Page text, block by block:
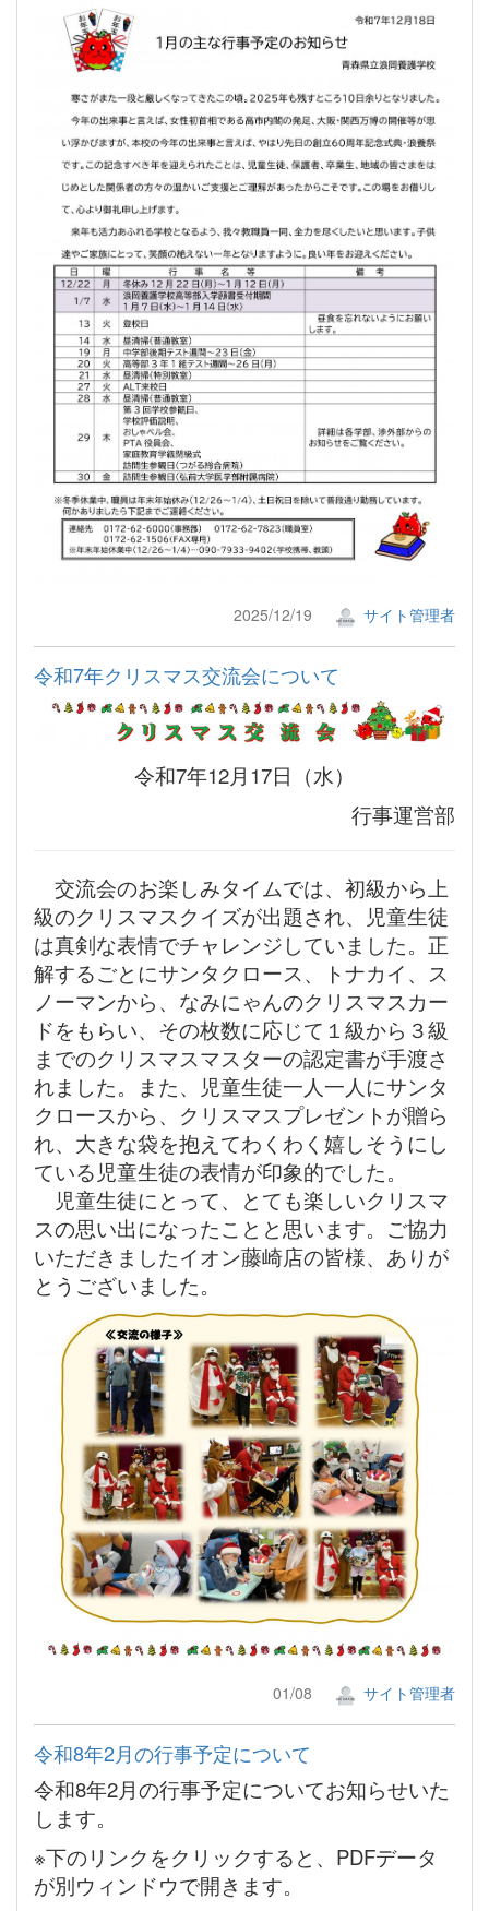
2025/12/19 サイト管理者
令和7年クリスマス交流会について
令和7年12月17日（水）
行事運営部
交流会のお楽しみタイムでは、初級から上
級のクリスマスクイズが出題され、児童生徒
は真剣な表情でチャレンジしていました。正
解するごとにサンタクロース、トナカイ、ス
ノーマンから、なみにゃんのクリスマスカー
ドをもらい、その枚数に応じて１級から３級
までのクリスマスマスターの認定書が手渡さ
れました。また、児童生徒一人一人にサンタ
クロースから、クリスマスプレゼントが贈ら
れ、大きな袋を抱えてわくわく嬉しそうにし
ている児童生徒の表情が印象的でした。
児童生徒にとって、とても楽しいクリスマ
スの思い出になったことと思います。ご協力
いただきましたイオン藤崎店の皆様、ありが
とうございました。
01/08 サイト管理者
令和8年2月の行事予定について
令和8年2月の行事予定についてお知らせいた
します。
※下のリンクをクリックすると、PDFデータ
が別ウィンドウで開きます。